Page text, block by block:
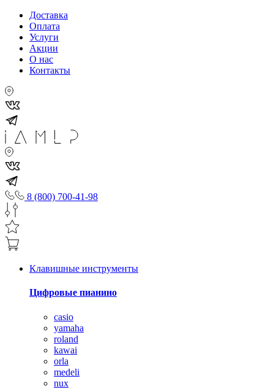
Доставка
Оплата
Услуги
Акции
О нас
Контакты
8 (800) 700-41-98
Клавишные инструменты
Цифровые пианино
casio
yamaha
roland
kawai
orla
medeli
nux